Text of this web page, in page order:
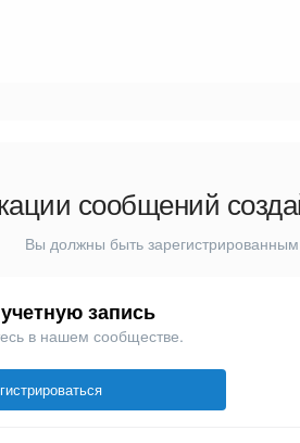
сообщений
Вы должны быть
запись
в нашем сообществе.